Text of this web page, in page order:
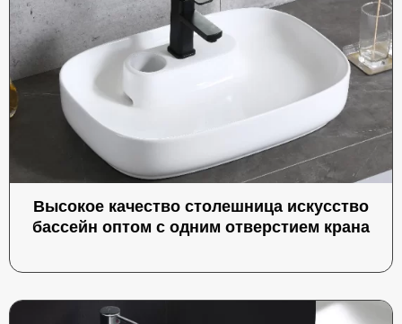
Высокое качество столешница искусство
бассейн оптом с одним отверстием крана